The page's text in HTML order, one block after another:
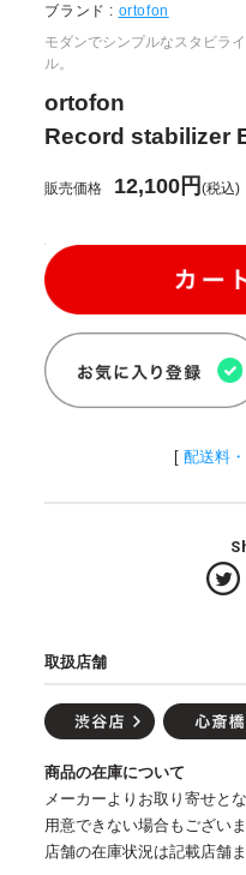
ブランド : ortofon
モダンでシンプルなスタビラ
ル。
ortofon
Record stabilizer
販売価格 12,100円(税込)
[ 配送料
取扱店舗
商品の在庫について
メーカーよりお取り寄せと
用意できない場合もございま
店舗の在庫状況は記載店舗